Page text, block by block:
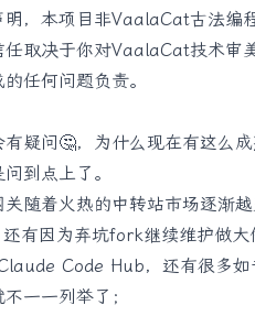
明，本项目非VaalaCat古法编
任取决于你对VaalaCat技术审
任何问题负责。
有疑问🤔，为什么现在有这么
到点上了。
随着火热的中转站市场逐渐
有因为弃坑fork继续维护做
Code Hub，还有很多
一一列举了；